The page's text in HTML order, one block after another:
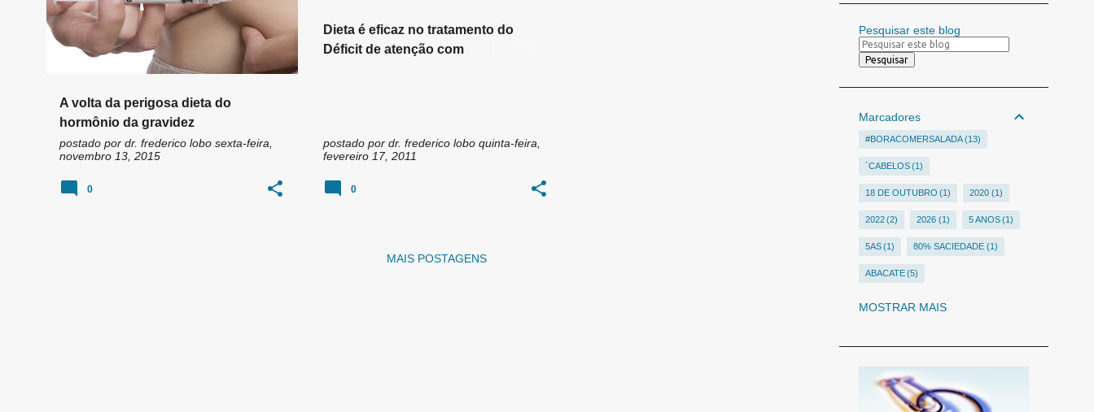
A volta da perigosa dieta do
hormônio da gravidez
postado por dr. frederico lobo sexta-feira,
novembro 13, 2015
0
Dieta é eficaz no tratamento do
Déficit de atenção com
postado por dr. frederico lobo quinta-feira,
fevereiro 17, 2011
0
MAIS POSTAGENS
Pesquisar este blog
Marcadores
#BORACOMERSALADA 13
´CABELOS 1
18 DE OUTUBRO 1 2020 1
2022 2 2026 1 5 ANOS 1
5AS 1 80% SACIEDADE 1
ABACATE 5
ABORDAGEM NUTRICIONAL DOS TRANSTORNOS
MOSTRAR MAIS